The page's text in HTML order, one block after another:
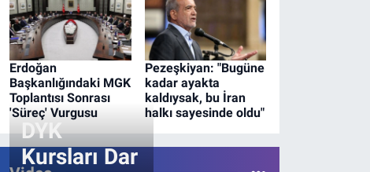
Erdoğan
Başkanlığındaki MGK
Toplantısı Sonrası
'Süreç' Vurgusu
Pezeşkiyan: "Bugüne
kadar ayakta
kaldıysak, bu İran
halkı sayesinde oldu"
DYK
Kursları Dar